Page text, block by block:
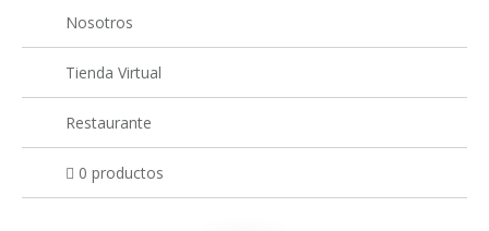
Nosotros
Tienda Virtual
Restaurante
0 productos